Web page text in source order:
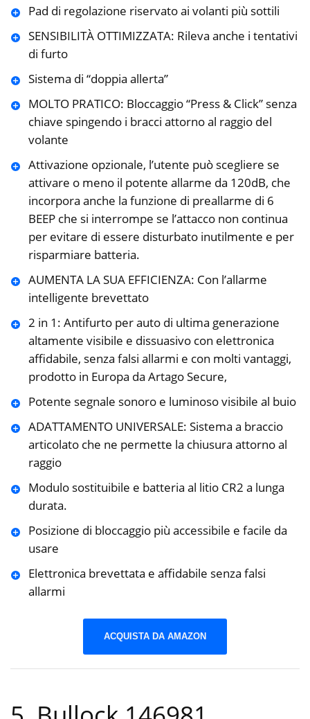
Pad di regolazione riservato ai volanti più sottili
SENSIBILITÀ OTTIMIZZATA: Rileva anche i tentativi
di furto
Sistema di “doppia allerta”
MOLTO PRATICO: Bloccaggio “Press & Click” senza
chiave spingendo i bracci attorno al raggio del
volante
Attivazione opzionale, l’utente può scegliere se
attivare o meno il potente allarme da 120dB, che
incorpora anche la funzione di preallarme di 6
BEEP che si interrompe se l’attacco non continua
per evitare di essere disturbato inutilmente e per
risparmiare batteria.
AUMENTA LA SUA EFFICIENZA: Con l’allarme
intelligente brevettato
2 in 1: Antifurto per auto di ultima generazione
altamente visibile e dissuasivo con elettronica
affidabile, senza falsi allarmi e con molti vantaggi,
prodotto in Europa da Artago Secure,
Potente segnale sonoro e luminoso visibile al buio
ADATTAMENTO UNIVERSALE: Sistema a braccio
articolato che ne permette la chiusura attorno al
raggio
Modulo sostituibile e batteria al litio CR2 a lunga
durata.
Posizione di bloccaggio più accessibile e facile da
usare
Elettronica brevettata e affidabile senza falsi
allarmi
ACQUISTA DA AMAZON